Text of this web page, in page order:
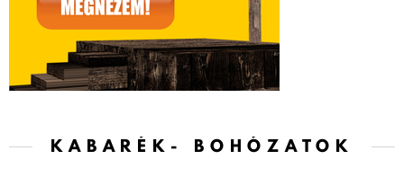
KABARÉK- BOHÓZATOK